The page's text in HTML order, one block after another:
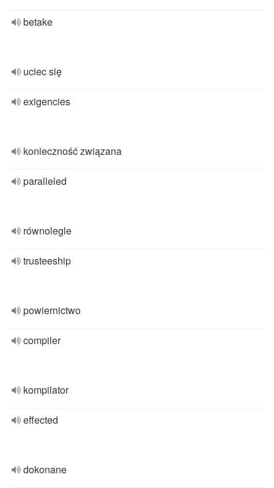
betake
uciec się
exigencies
konieczność związana
paralleled
równolegle
trusteeship
powiernictwo
compiler
kompilator
effected
dokonane